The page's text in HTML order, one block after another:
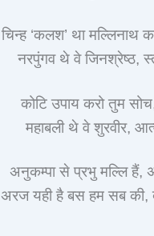
चिन्ह ‘कलश’ था मल्लिनाथ
नरपुंगव थे वे जिनश्रेष्ठ,
कोटि उपाय करो तुम
महाबली थे वे शुरवीर,
अनुकम्पा से प्रभु मल्लि हैं,
अरज यही है बस हम सब की,